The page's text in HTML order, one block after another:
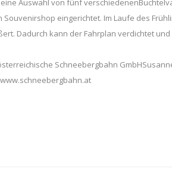
Auswahl von fünf
eingerichtet. Im Laufe des
Dadurch kann der Fahrplan verdichtet
Schneebergbahn